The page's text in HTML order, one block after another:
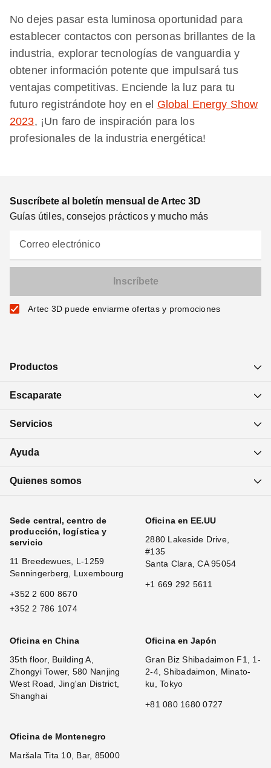
No dejes pasar esta luminosa oportunidad para
establecer contactos con personas brillantes de la
industria, explorar tecnologías de vanguardia y
obtener información potente que impulsará tus
ventajas competitivas. Enciende la luz para tu
futuro registrándote hoy en el Global Energy Show
2023, ¡Un faro de inspiración para los
profesionales de la industria energética!
Suscríbete al boletín mensual de Artec 3D
Guías útiles, consejos prácticos y mucho más
Correo electrónico
Artec 3D puede enviarme ofertas y promociones
Productos
Escaparate
Servicios
Ayuda
Quienes somos
Sede central, centro de
producción, logística y
servicio
11 Breedewues, L-1259
Senningerberg, Luxembourg
+352 2 600 8670
+352 2 786 1074
Oficina en EE.UU
2880 Lakeside Drive,
#135
Santa Clara, CA 95054
+1 669 292 5611
Oficina en China
35th floor, Building A,
Zhongyi Tower, 580 Nanjing
West Road, Jing'an District,
Shanghai
Oficina en Japón
Gran Biz Shibadaimon F1, 1-
2-4, Shibadaimon, Minato-
ku, Tokyo
+81 080 1680 0727
Oficina de Montenegro
Maršala Tita 10, Bar, 85000